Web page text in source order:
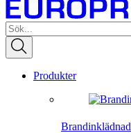
Produkter
Brandinklädnad